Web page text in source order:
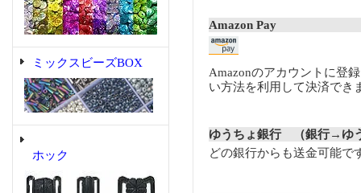
ミックスビーズBOX
ホック
Amazon Pay
Amazonのアカウントに登
い方法を利用して決済でき
ゆうちょ銀行 （銀行→ゆ
どの銀行からも送金可能で